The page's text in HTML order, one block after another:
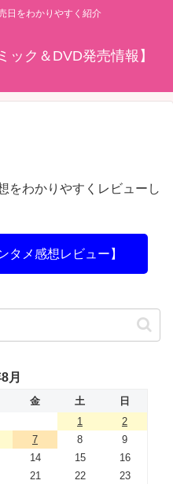
日をわかりやすく紹介
ック＆DVD発売情報】
をわかりやすくレビューし
タメ感想レビュー】
月
金 土
日
1
2
7 8
9
14 15
16
21 22
23